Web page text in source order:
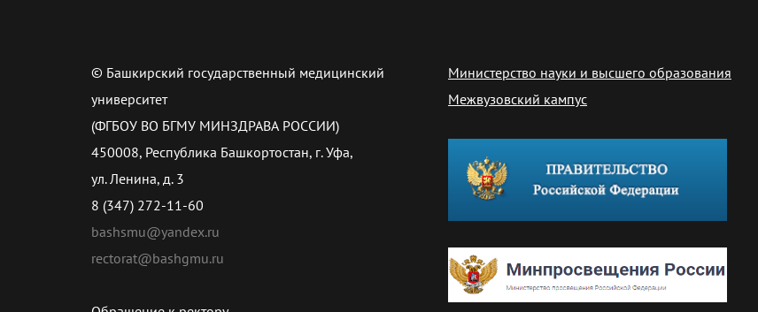
© Башкирский государственный медицинский
университет
(ФГБОУ ВО БГМУ МИНЗДРАВА РОССИИ)
450008, Республика Башкортостан, г. Уфа,
ул. Ленина, д. 3
8 (347) 272-11-60
bashsmu@yandex.ru
rectorat@bashgmu.ru
Министерство науки и высшего образования
Межвузовский кампус